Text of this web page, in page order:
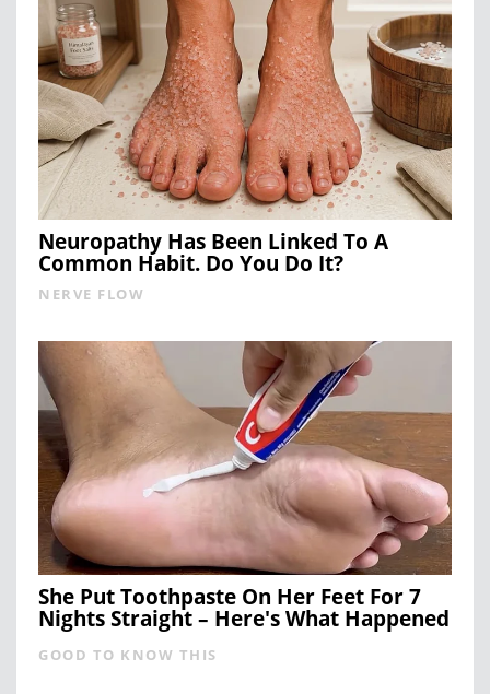
Neuropathy Has Been Linked To A
Common Habit. Do You Do It?
NERVE FLOW
She Put Toothpaste On Her Feet For 7
Nights Straight – Here's What Happened
GOOD TO KNOW THIS